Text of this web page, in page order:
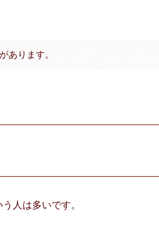
あります。
人は多いです。